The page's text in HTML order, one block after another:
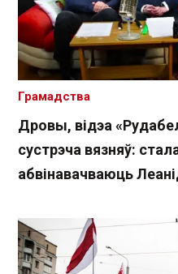
Дровы, відэа
сустрэча вязняў:
абвінавачваюць
Грамадства